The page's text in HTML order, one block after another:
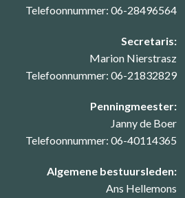
Telefoonnummer: 06-28496564
Secretaris:
Marion Nierstrasz
Telefoonnummer: 06-21832829
Penningmeester:
Janny de Boer
Telefoonnummer: 06-40114365
Algemene bestuursleden:
Ans Hellemons